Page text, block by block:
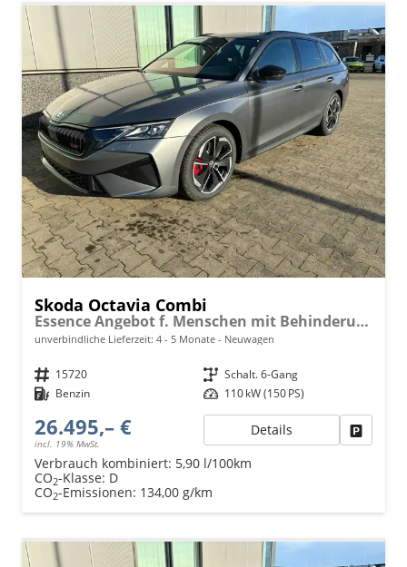
Skoda Octavia Combi
Essence Angebot f. Menschen mit Behinderung ab 50 %! 1.5 TSI 150PS, 2-Zonen-Climatronic, Parksensoren hinten, Radio 10"/Bluetooth/DAB, Tempomat, LED-Scheinwerfer, M-Lederlenkrad, Dachreling, 8x Airbags
unverbindliche Lieferzeit: 4 - 5 Monate Neuwagen
Fahrzeugnr. 15720 Getriebe Schalt. 6-Gang
Kraftstoff Benzin Leistung 110 kW (150 PS)
26.495,– €
incl. 19% MwSt.
Details
Verbrauch kombiniert: 5,90 l/100km
CO2-Klasse: D
CO2-Emissionen: 134,00 g/km